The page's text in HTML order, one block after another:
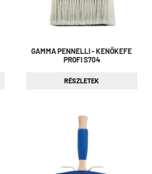
GAMMA PENNELLI - KENŐKEFE
PROFI S704
RÉSZLETEK